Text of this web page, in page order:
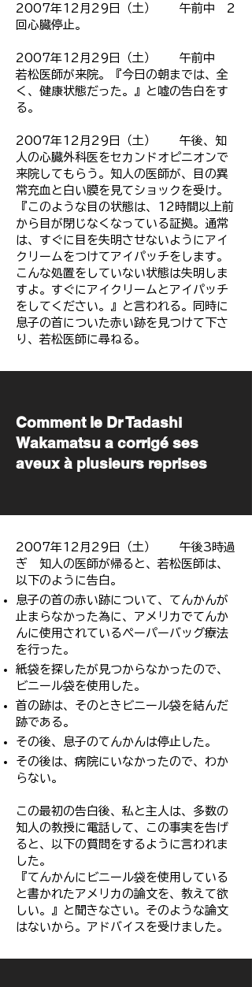
2007年12月29日（土） 午前中 2
回心臓停止。
2007年12月29日（土） 午前中
若松医師が来院。『今日の朝までは、全
く、健康状態だった。』と嘘の告白をす
る。
2007年12月29日（土） 午後、知
人の心臓外科医をセカンドオピニオンで
来院してもらう。知人の医師が、目の異
常充血と白い膜を見てショックを受け。
『このような目の状態は、12時間以上前
から目が閉じなくなっている証拠。通常
は、すぐに目を失明させないようにアイ
クリームをつけてアイパッチをします。
こんな処置をしていない状態は失明しま
すよ。すぐにアイクリームとアイパッチ
をしてください。』と言われる。同時に
息子の首についた赤い跡を見つけて下さ
り、若松医師に尋ねる。
​Comment le Dr Tadashi
Wakamatsu a corrigé ses
aveux à plusieurs reprises
2007年12月29日（土） 午後3時過
ぎ 知人の医師が帰ると、若松医師は、
以下のように告白。
息子の首の赤い跡について、てんかんが
止まらなかった為に、アメリカでてんか
んに使用されているぺーパーバッグ療法
を行った。
紙袋を探したが見つからなかったので、
ビニール袋を使用した。
首の跡は、そのときビニール袋を結んだ
跡である。
その後、息子のてんかんは停止した。
その後は、病院にいなかったので、わか
らない。
この最初の告白後、私と主人は、多数の
知人の教授に電話して、この事実を告げ
ると、以下の質問をするように言われま
した。​​​
『てんかんにビニール袋を使用している
と書かれたアメリカの論文を、教えて欲
しい。』と聞きなさい。そのような論文
はないから。アドバイスを受けました。